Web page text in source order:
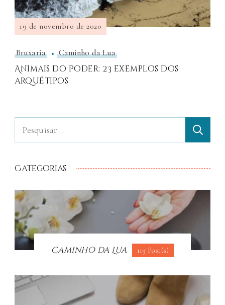
Bruxaria Caminho da Lua
Animais do Poder: 23 exemplos dos
arquétipos
19 de novembro de 2020
Categorias
Caminho da Lua 119 Post(s)